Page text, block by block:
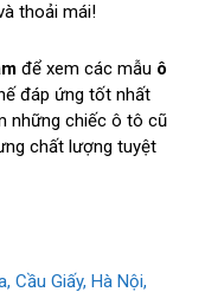
thoải mái!
để xem các mẫu ô
đáp ứng tốt nhất
những chiếc ô tô cũ
chất lượng tuyệt
Cầu Giấy, Hà Nội,